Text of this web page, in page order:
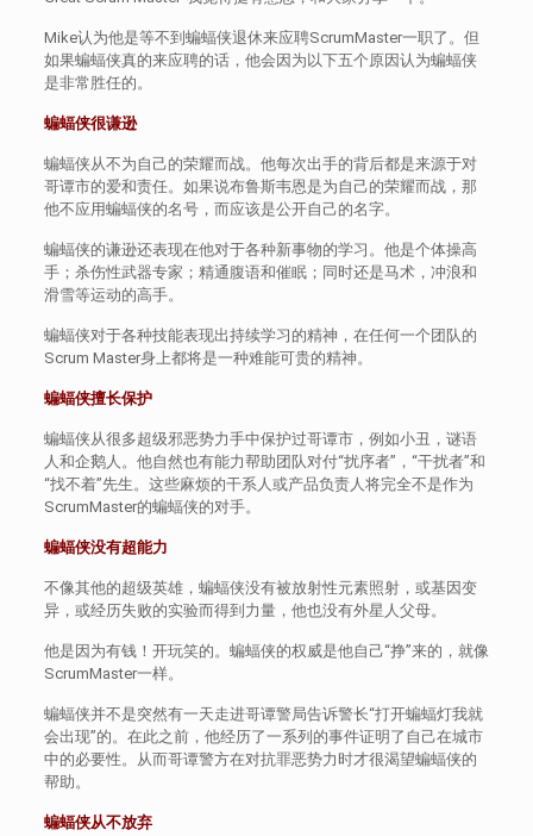
Mike认为他是等不到蝙蝠侠退休来应聘ScrumMaster一职了。但
如果蝙蝠侠真的来应聘的话，他会因为以下五个原因认为蝙蝠侠
是非常胜任的。
蝙蝠侠很谦逊
蝙蝠侠从不为自己的荣耀而战。他每次出手的背后都是来源于对
哥谭市的爱和责任。如果说布鲁斯韦恩是为自己的荣耀而战，那
他不应用蝙蝠侠的名号，而应该是公开自己的名字。
蝙蝠侠的谦逊还表现在他对于各种新事物的学习。他是个体操高
手；杀伤性武器专家；精通腹语和催眠；同时还是马术，冲浪和
滑雪等运动的高手。
蝙蝠侠对于各种技能表现出持续学习的精神，在任何一个团队的
Scrum Master身上都将是一种难能可贵的精神。
蝙蝠侠擅长保护
蝙蝠侠从很多超级邪恶势力手中保护过哥谭市，例如小丑，谜语
人和企鹅人。他自然也有能力帮助团队对付“扰序者”，“干扰者”和
“找不着”先生。这些麻烦的干系人或产品负责人将完全不是作为
ScrumMaster的蝙蝠侠的对手。
蝙蝠侠没有超能力
不像其他的超级英雄，蝙蝠侠没有被放射性元素照射，或基因变
异，或经历失败的实验而得到力量，他也没有外星人父母。
他是因为有钱！开玩笑的。蝙蝠侠的权威是他自己“挣”来的，就像
ScrumMaster一样。
蝙蝠侠并不是突然有一天走进哥谭警局告诉警长“打开蝙蝠灯我就
会出现”的。在此之前，他经历了一系列的事件证明了自己在城市
中的必要性。从而哥谭警方在对抗罪恶势力时才很渴望蝙蝠侠的
帮助。
蝙蝠侠从不放弃